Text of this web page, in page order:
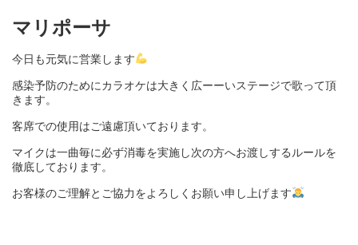
マリポーサ
今日も元気に営業します
感染予防のためにカラオケは大きく広ーーいステージで歌って頂
きます。
客席での使用はご遠慮頂いております。
マイクは一曲毎に必ず消毒を実施し次の方へお渡しするルールを
徹底しております。
お客様のご理解とご協力をよろしくお願い申し上げます